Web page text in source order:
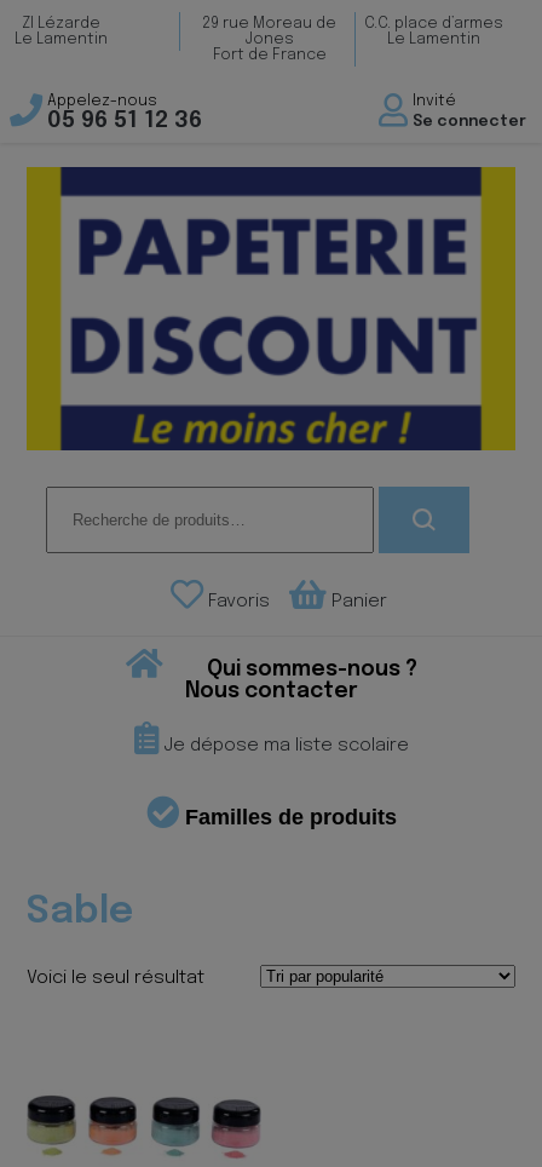
ZI Lézarde
Le Lamentin
29 rue Moreau de
Jones
Fort de France
C.C. place d’armes
Le Lamentin
Appelez-nous
05 96 51 12 36
Invité
Se connecter
pour :
Favoris Panier
Qui sommes-nous ?
Nous contacter
Je dépose ma liste scolaire
Familles de produits
Sable
Voici le seul résultat